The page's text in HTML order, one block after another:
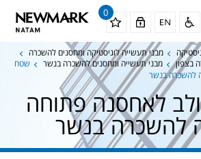
0
מבני תעשייה לוגיסטיקה ומחסנים להשכרה
בצפון
מבני תעשייה ומחסנים להשכרה בנשר
שטח
להשכרה בנשר
לאחסנה פתוחה
להשכרה בנשר